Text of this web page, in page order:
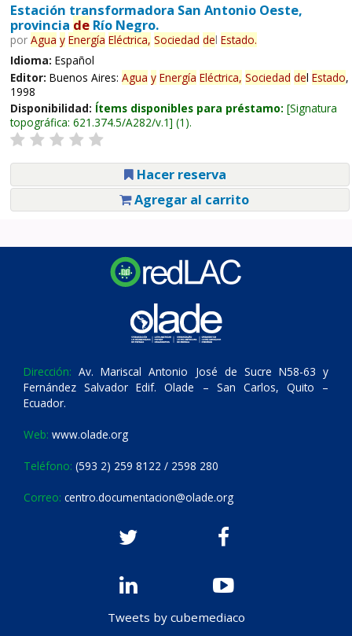
Estación transformadora San Antonio Oeste,
provincia deRío Negro.
por Agua y Energía Eléctrica, Sociedad del Estado.
Idioma: Español
Editor: Buenos Aires: Agua y Energía Eléctrica, Sociedad del Estado,
1998
Disponibilidad: Ítems disponibles para préstamo: Signatura
topográfica: 621.374.5/A282/v.1 (1).
Hacer reserva
Agregar al carrito
Dirección: Av. Mariscal Antonio José de Sucre N58-63 y
Fernández Salvador Edif. Olade – San Carlos, Quito –
Ecuador.
Web: www.olade.org
Teléfono: (593 2) 259 8122 / 2598 280
Correo: centro.documentacion@olade.org
Tweets by cubemediaco